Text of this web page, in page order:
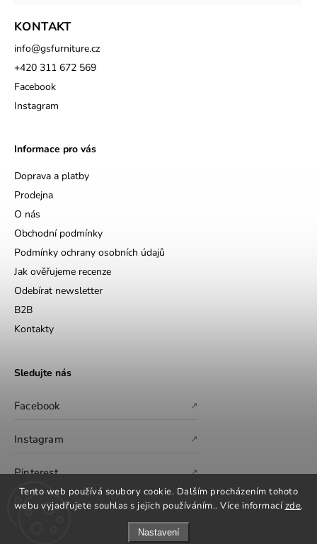
Tento web používá soubory cookie. Dalším procházením tohoto
webu vyjadřujete souhlas s jejich používáním.. Více informacízde.
Nastavení
KONTAKT
info@gsfurniture.cz
+420 311 672 569
Facebook
Instagram
Informace pro vás
Doprava a platby
Prodejna
O nás
Obchodní podmínky
Podmínky ochrany osobních údajů
Jak ověřujeme recenze
Odebírat newsletter
B2B
Kontakty
Sledujte nás
Facebook ↗
Instagram ↗
Pinterest ↗